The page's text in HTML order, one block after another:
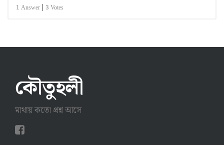
1 Answer | 3 Votes
কৌতুহলী
মাথায় কতো প্রশ্ন আসে